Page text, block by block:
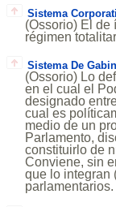
Sistema
(Ossorio) El de
régimen
Sistema De
(Ossorio) Lo
en el cual el
designado
cual es
medio de un
Parlamento,
constituirlo de
Conviene, sin
que lo integran
parlamentarios.